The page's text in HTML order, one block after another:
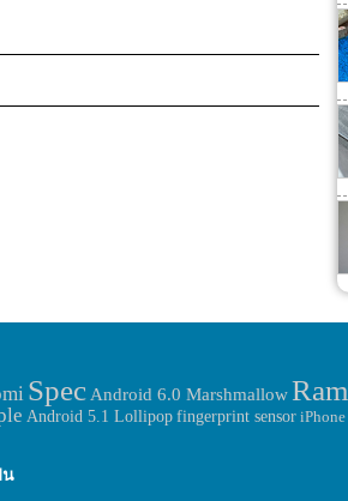
Spec Android 6.0 MarshmallowRam
Android 5.1 Lollipop fingerprint sensor iPhone
น